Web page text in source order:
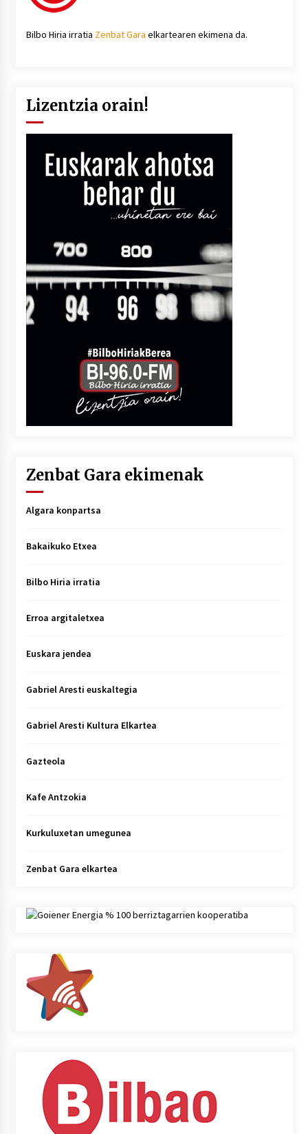
Bilbo Hiria irratia Zenbat Gara elkartearen ekimena da.
Lizentzia orain!
Zenbat Gara ekimenak
Algara konpartsa
Bakaikuko Etxea
Bilbo Hiria irratia
Erroa argitaletxea
Euskara jendea
Gabriel Aresti euskaltegia
Gabriel Aresti Kultura Elkartea
Gazteola
Kafe Antzokia
Kurkuluxetan umegunea
Zenbat Gara elkartea